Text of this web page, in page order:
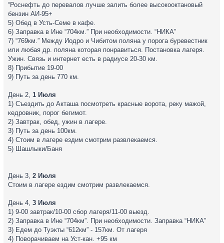
“Роснефть до перевалов лучше залить более высокооктановый
бензин АИ-95+
5) Обед в Усть-Семе в кафе.
6) Заправка в Ине “704км.” При необходимости. “НИКА”
7) “769км.” Между Иодро и Чибитом поляна у порога буревестник
или любая др. поляна которая понравиться. Постановка лагеря.
Ужин. Связь и интернет есть в радиусе 20-30 км.
8) Прибытие 19-00
9) Путь за день 770 км.
День 2, 1 Июля
1) Съездить до Акташа посмотреть красные ворота, реку мажой,
кедровник, порог бегимот.
2) Завтрак, обед, ужин в лагере.
3) Путь за день 100км.
4) Стоим в лагере ездим смотрим развлекаемся.
5) Шашлыки/Баня
День 3, 2 Июля
Стоим в лагере ездим смотрим развлекаемся.
День 4, 3 Июля
1) 9-00 завтрак/10-00 сбор лагеря/11-00 выезд.
2) Заправка в Ине “704км”. При необходимости. Заправка “НИКА”
3) Едем до Туэкты “612км” - 157км. От лагеря
4) Поворачиваем на Уст-кан. +95 км